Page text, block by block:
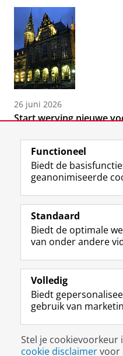
26 juni 2026
Start werving nieuwe
Volg ons
Over het museum
Praktisch
Volg ons op
Disclaimer &
Functioneel
Biedt de
geanonimiseerde
Standaard
Biedt de optimale
van onder andere
Volledig
Biedt
gebruik van
Stel je cookievoorkeur
cookie disclaimervoor